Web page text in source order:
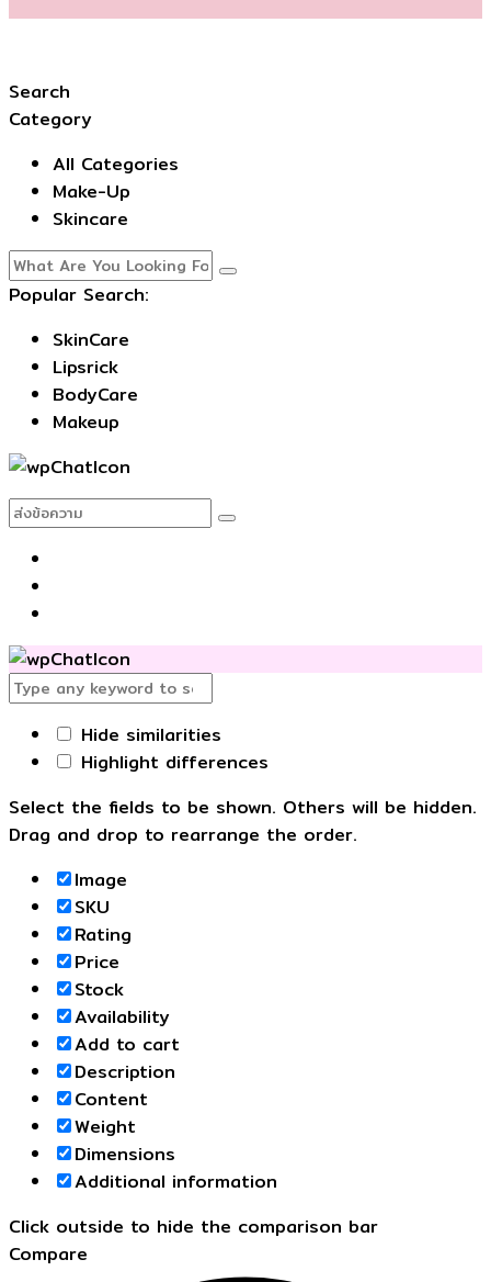
Search
Category
All Categories
Make-Up
Skincare
Popular Search:
SkinCare
Lipsrick
BodyCare
Makeup
Hide similarities
Highlight differences
Select the fields to be shown. Others will be hidden.
Drag and drop to rearrange the order.
Image
SKU
Rating
Price
Stock
Availability
Add to cart
Description
Content
Weight
Dimensions
Additional information
Click outside to hide the comparison bar
Compare